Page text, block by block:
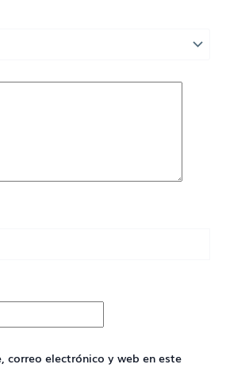
correo electrónico y web en este